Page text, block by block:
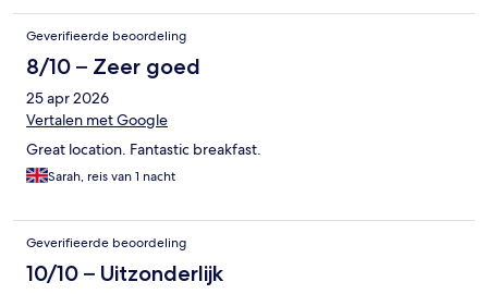
Geverifieerde beoordeling
8/10 – Zeer goed
25 apr 2026
Vertalen met Google
Great location. Fantastic breakfast.
Sarah, reis van 1 nacht
Geverifieerde beoordeling
10/10 – Uitzonderlijk